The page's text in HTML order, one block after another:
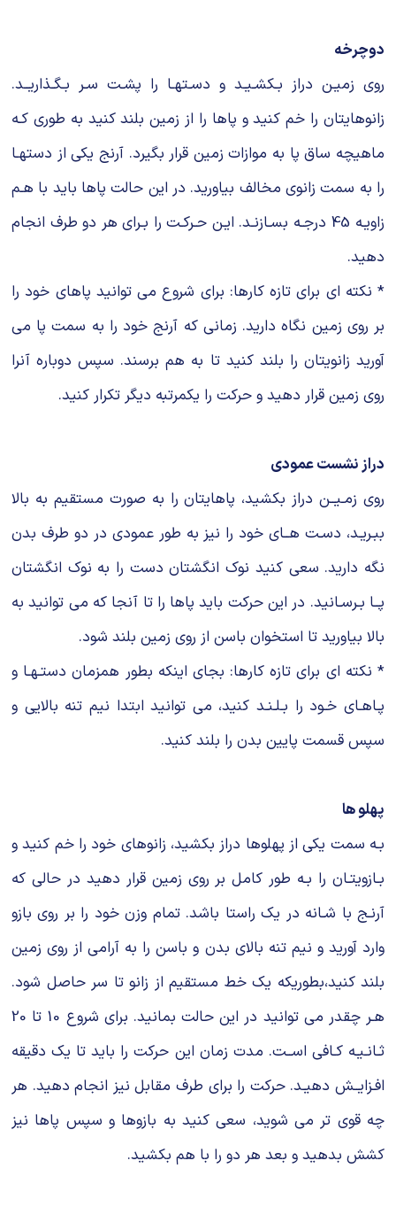
دوچرخه
روی زمیـن دراز بـکشـیـد و دسـتهـا را پشـت سـر بـگـذاریــد.
زانوهایتان را خم کنید و پاها را از زمین بلند کنید به طوری کـه
ماهیچه ساق پا به موازات زمین قرار بگیرد. آرنج یکی از دستهـا
را به سمت زانوی مخالف بیاورید. در این حالت پاها باید با هـم
زاویـه 45 درجـه بسـازنـد. ایـن حـرکـت را بـرای هر دو طرف انجام
دهید.
* نکته ای برای تازه کارها: برای شروع می توانید پاهای خود را
بر روی زمین نگاه دارید. زمانی که آرنج خود را به سمت پا می
آورید زانویتان را بلند کنید تا به هم برسند. سپس دوباره آنرا
روی زمین قرار دهید و حرکت را یکمرتبه دیگر تکرار کنید.
دراز نشست عمودی
روی زمـیــن دراز بکشید، پاهایتان را به صورت مستقیم به بالا
ببـریـد، دسـت هــای خود را نیز به طور عمودی در دو طرف بدن
نگه دارید. سعی کنید نوک انگشتان دست را به نوک انگشتان
پــا بـرسـانید. در این حرکت باید پاها را تا آنجا که می توانید به
بالا بیاورید تا استخوان باسن از روی زمین بلند شود.
* نکته ای برای تازه کارها: بجای اینکه بطور همزمان دستـهـا و
پـاهـای خـود را بـلـنـد کنید، می توانید ابتدا نیم تنه بالایی و
سپس قسمت پایین بدن را بلند کنید.
پهلو ها
بـه سمت یکی از پهلوها دراز بکشید، زانوهای خود را خم کنید و
بـازویتـان را بـه طور کامل بر روی زمین قرار دهید در حالی که
آرنـج با شـانه در یک راستا باشد. تمام وزن خود را بر روی بازو
وارد آورید و نیم تنه بالای بدن و باسن را به آرامی از روی زمین
بلند کنید،بطوریکه یک خط مستقیم از زانو تا سر حاصل شود.
هـر چقدر می توانید در این حالت بمانید. برای شروع 10 تا 20
ثـانـیـه کـافی اســت. مدت زمان این حرکت را باید تا یک دقیقه
افـزایــش دهیـد. حرکت را برای طرف مقابل نیز انجام دهید. هر
چه قوی تر می شوید، سعی کنید به بازوها و سپس پاها نیز
کشش بدهید و بعد هر دو را با هم بکشید.